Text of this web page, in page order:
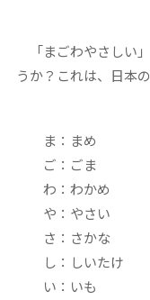
「まごわやさしい
うか？これは、日本
ま：まめ
ご：ごま
わ：わかめ
や：やさい
さ：さかな
し：しいたけ
い：いも